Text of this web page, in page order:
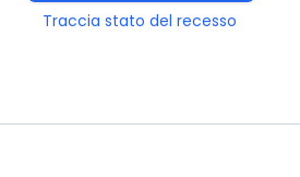
Traccia stato del recesso